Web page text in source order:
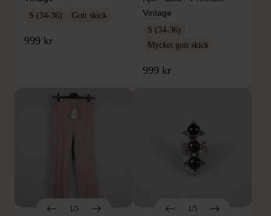
S (34-36) Gott skick
999 kr
Vintage
S (34-36)
Mycket gott skick
999 kr
1/5
1/5